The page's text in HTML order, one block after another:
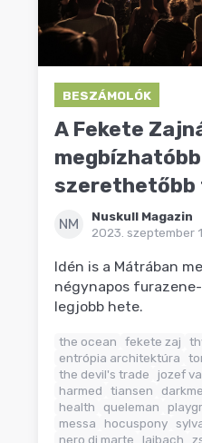
BLOG
BESZÁMOLÓK
A Fekete
NM
Nuskull Magazin
2023. szeptember
Idén is a Mátrában
négynapos
legjobb hete.
the ocean fekete zaj
entrópia architektúra
the devil's trade
jozef
harmed
tiansen
health
queleman
messa
hocuspony
nero di marte
laibach